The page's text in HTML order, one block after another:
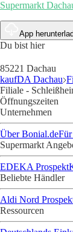
Supermarkt
App
Du bist hier
85221 Dachau
kaufDA Dachau
Filiale -
Öffnungszeiten
Unternehmen
Über Bonial.de
Supermarkt
EDEKA Prospekt
Beliebte Händler
Aldi Nord
Ressourcen